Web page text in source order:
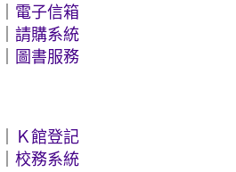
電子信箱
請購系統
圖書服務
Ｋ館登記
校務系統